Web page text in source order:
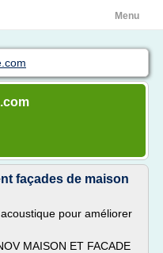
Menu
façades de maison
pour améliorer
MAISON ET FACADE